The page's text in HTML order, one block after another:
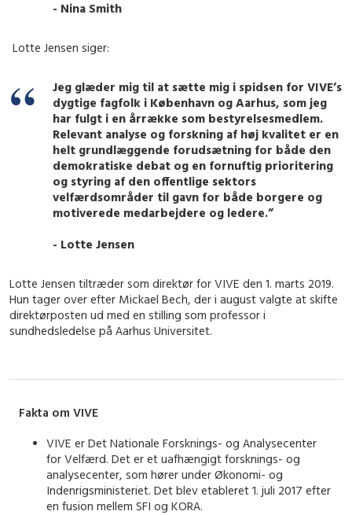
- Nina Smith
Lotte Jensen siger:
Jeg glæder mig til at sætte mig i spidsen for VIVE’s
dygtige fagfolk i København og Aarhus, som jeg
har fulgt i en årrække som bestyrelsesmedlem.
Relevant analyse og forskning af høj kvalitet er en
helt grundlæggende forudsætning for både den
demokratiske debat og en fornuftig prioritering
og styring af den offentlige sektors
velfærdsområder til gavn for både borgere og
motiverede medarbejdere og ledere.”
- Lotte Jensen
Lotte Jensen tiltræder som direktør for VIVE den 1. marts 2019.
Hun tager over efter Mickael Bech, der i august valgte at skifte
direktørposten ud med en stilling som professor i
sundhedsledelse på Aarhus Universitet.
Fakta om VIVE
VIVE er Det Nationale Forsknings- og Analysecenter
for Velfærd. Det er et uafhængigt forsknings- og
analysecenter, som hører under Økonomi- og
Indenrigsministeriet. Det blev etableret 1. juli 2017 efter
en fusion mellem SFI og KORA.